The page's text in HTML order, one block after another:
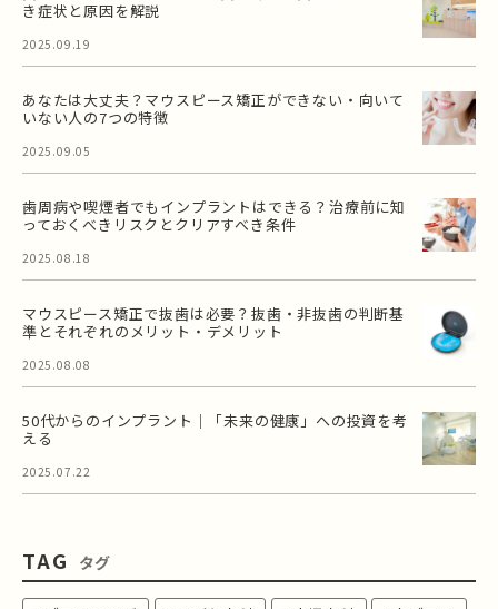
き症状と原因を解説
2025.09.19
あなたは大丈夫？マウスピース矯正ができない・向いて
いない人の7つの特徴
2025.09.05
歯周病や喫煙者でもインプラントはできる？治療前に知
っておくべきリスクとクリアすべき条件
2025.08.18
マウスピース矯正で抜歯は必要？抜歯・非抜歯の判断基
準とそれぞれのメリット・デメリット
2025.08.08
50代からのインプラント｜「未来の健康」への投資を考
える
2025.07.22
TAG タグ